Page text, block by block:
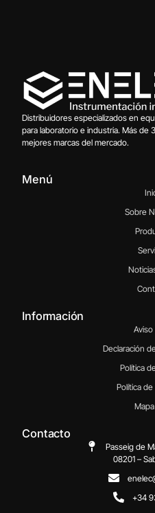
Distribuidores especializados en
para laboratorio e industria. Más de
mejores marcas del mercado.
Menú
Sobre
Información
Aviso
Declaración
Política
Política de
Contacto
Passeig de
08201 –
+34